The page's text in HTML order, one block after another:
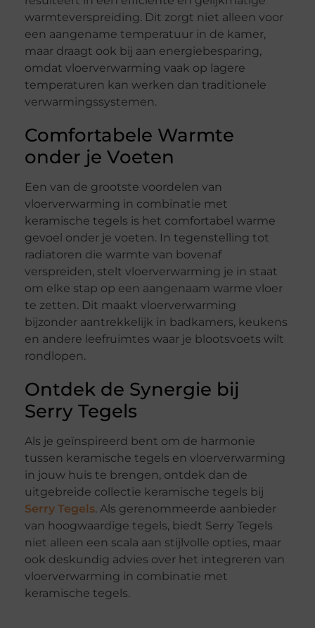
warmteverspreiding. Dit zorgt niet alleen voor
een aangename temperatuur in de kamer,
maar draagt ook bij aan energiebesparing,
omdat vloerverwarming vaak op lagere
temperaturen kan werken dan traditionele
verwarmingssystemen.
Comfortabele Warmte
onder je Voeten
Een van de grootste voordelen van
vloerverwarming in combinatie met
keramische tegels is het comfortabel warme
gevoel onder je voeten. In tegenstelling tot
radiatoren die warmte van bovenaf
verspreiden, stelt vloerverwarming je in staat
om elke stap op een aangenaam warme vloer
te zetten. Dit maakt vloerverwarming
bijzonder aantrekkelijk in badkamers, keukens
en andere leefruimtes waar je blootsvoets wilt
rondlopen.
Ontdek de Synergie bij
Serry Tegels
Als je geïnspireerd bent om de harmonie
tussen keramische tegels en vloerverwarming
in jouw huis te brengen, ontdek dan de
uitgebreide collectie keramische tegels bij
Serry Tegels. Als gerenommeerde aanbieder
van hoogwaardige tegels, biedt Serry Tegels
niet alleen een scala aan stijlvolle opties, maar
ook deskundig advies over het integreren van
vloerverwarming in combinatie met
keramische tegels.